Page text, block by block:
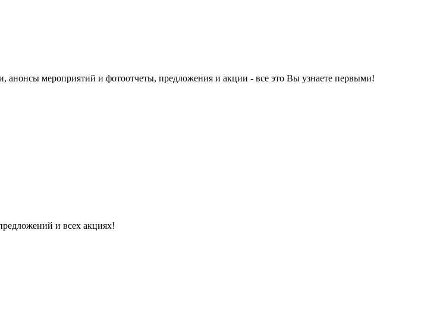
анонсы мероприятий и фотоотчеты, предложения и акции - все это Вы узнаете первыми!
и всех акциях!